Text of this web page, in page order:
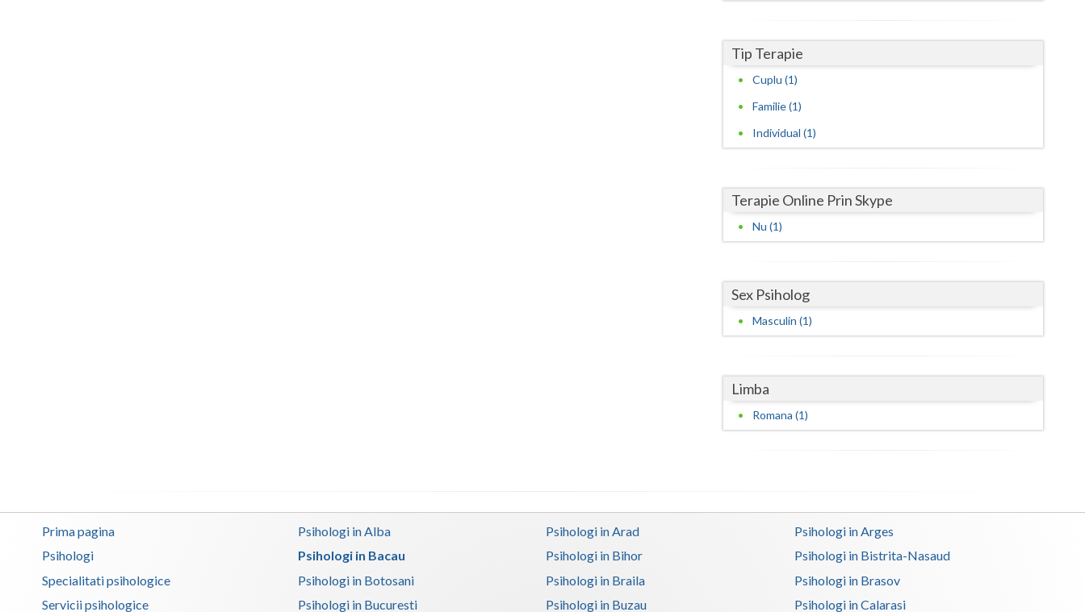
Vaslui
Tip Terapie
Cuplu (1)
Familie (1)
Individual (1)
Terapie Online Prin Skype
Nu (1)
Sex Psiholog
Masculin (1)
Limba
Romana (1)
Prima pagina
Psihologi
Specialitati psihologice
Servicii psihologice
Psihologi in Alba Psihologi in Arad
Psihologi in Arges
Psihologi in Bacau
Psihologi in Bihor
Psihologi in Bistrita-Nasaud
Psihologi in Botosani
Psihologi in Braila
Psihologi in Brasov
Psihologi in Bucuresti
Psihologi in Buzau Psihologi in Calarasi